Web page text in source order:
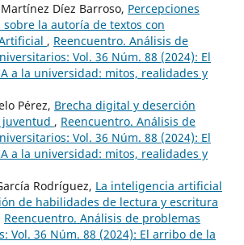
Díez Barroso, Percepciones
la autoría de textos con
, Reencuentro. Análisis de
Vol. 36 Núm. 88 (2024): El
a la universidad: mitos, realidades y
Pérez, Brecha digital y deserción
juventud , Reencuentro. Análisis de
Vol. 36 Núm. 88 (2024): El
a la universidad: mitos, realidades y
Rodríguez, La inteligencia artificial
de habilidades de lectura y escritura
Reencuentro. Análisis de problemas
Vol. 36 Núm. 88 (2024): El arribo de la